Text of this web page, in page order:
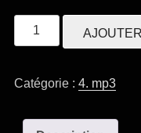
quantité
de
Red
2017)
Catégorie : 4. mp3